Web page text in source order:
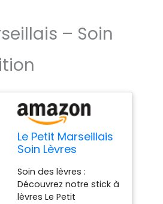
– Soin
Le Petit Marseillais
Soin Lèvres
de 4,9 g
Soin des lèvres :
Découvrez notre stick à
lèvres Le Petit